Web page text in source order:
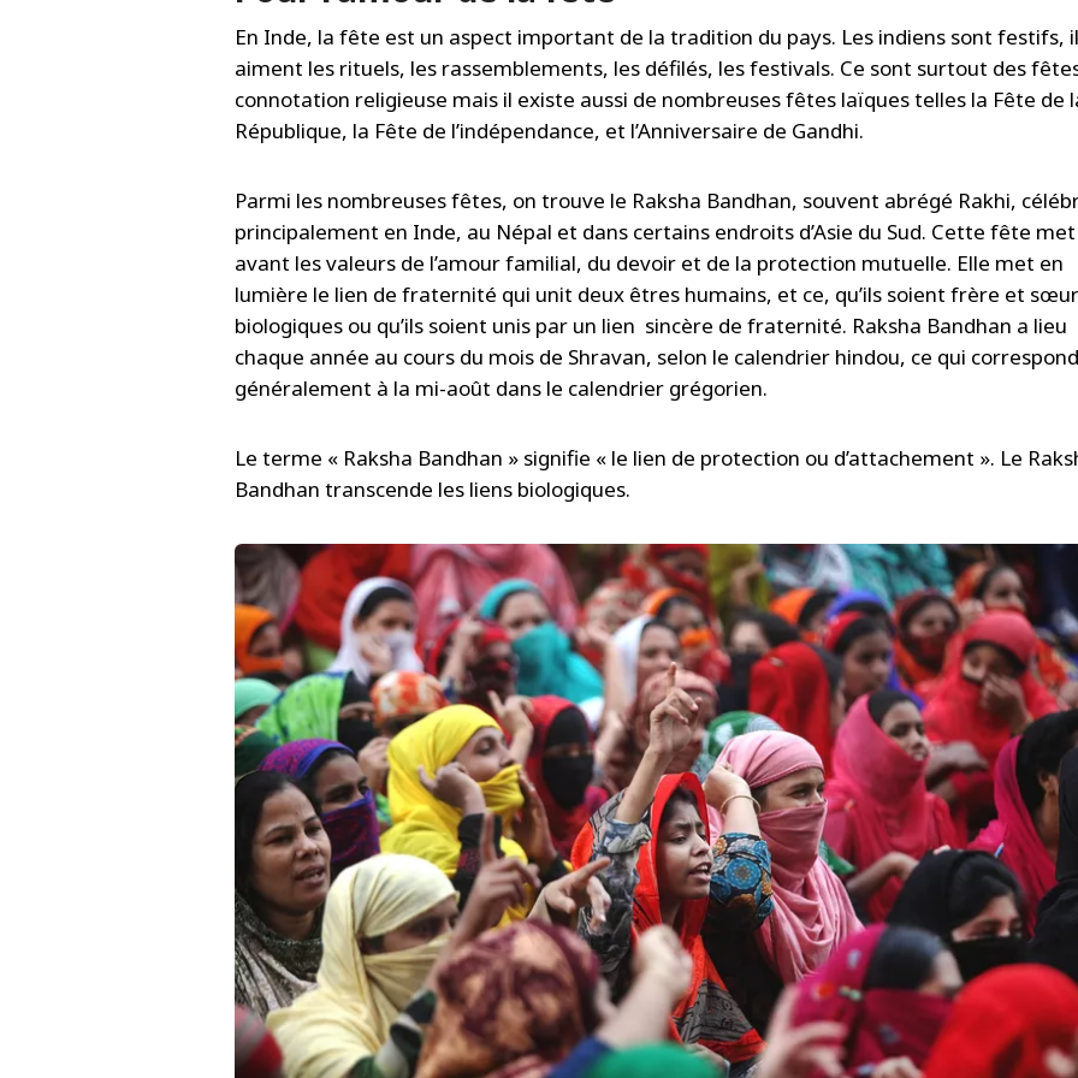
En Inde, la fête est un aspect important de la tradition du pays. Les indiens sont festifs,
aiment les rituels, les rassemblements, les défilés, les festivals. Ce sont surtout des
connotation religieuse mais il existe aussi de nombreuses fêtes laïques telles la Fête de
République, la Fête de l’indépendance, et l’Anniversaire de Gandhi.
Parmi les nombreuses fêtes, on trouve le Raksha Bandhan, souvent abrégé Rakhi,
principalement en Inde, au Népal et dans certains endroits d’Asie du Sud. Cette fête
avant les valeurs de l’amour familial, du devoir et de la protection mutuelle. Elle met en
lumière le lien de fraternité qui unit deux êtres humains, et ce, qu’ils soient frère et sœur
biologiques ou qu’ils soient unis par un lien sincère de fraternité. Raksha Bandhan a lieu
chaque année au cours du mois de Shravan, selon le calendrier hindou, ce qui correspond
généralement à la mi-août dans le calendrier grégorien.
Le terme « Raksha Bandhan » signifie « le lien de protection ou d’attachement ». Le
Bandhan transcende les liens biologiques.